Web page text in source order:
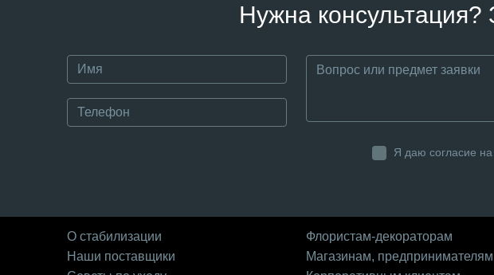
Нужна консультация?
Я даю согласие
О стабилизации
Наши поставщики
Флористам-декораторам
Магазинам, предпринимателям